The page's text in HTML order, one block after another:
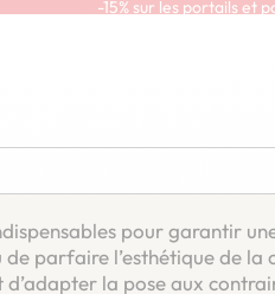
-15% sur les portails et
pour garantir
de parfaire l’esthétique de
la pose aux